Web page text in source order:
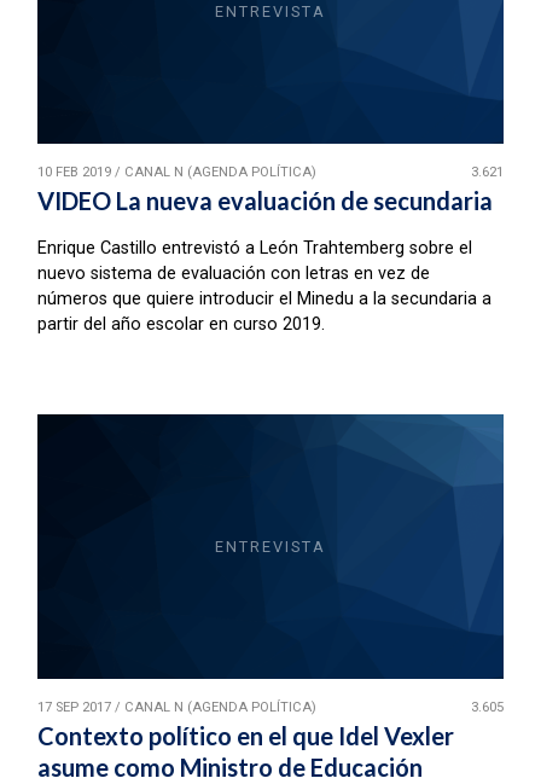
ENTREVISTA
10 FEB 2019/ CANAL N (AGENDA POLÍTICA) 3.621
VIDEO La nueva evaluación de secundaria
Enrique Castillo entrevistó a León Trahtemberg sobre el
nuevo sistema de evaluación con letras en vez de
números que quiere introducir el Minedu a la secundaria a
partir del año escolar en curso 2019.
ENTREVISTA
17 SEP 2017/ CANAL N (AGENDA POLÍTICA) 3.605
Contexto político en el que Idel Vexler
asume como Ministro de Educación